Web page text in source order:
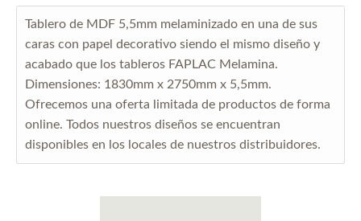
Tablero de MDF 5,5mm melaminizado en una de sus
caras con papel decorativo siendo el mismo diseño y
acabado que los tableros FAPLAC Melamina.
Dimensiones: 1830mm x 2750mm x 5,5mm.
Ofrecemos una oferta limitada de productos de forma
online. Todos nuestros diseños se encuentran
disponibles en los locales de nuestros distribuidores.